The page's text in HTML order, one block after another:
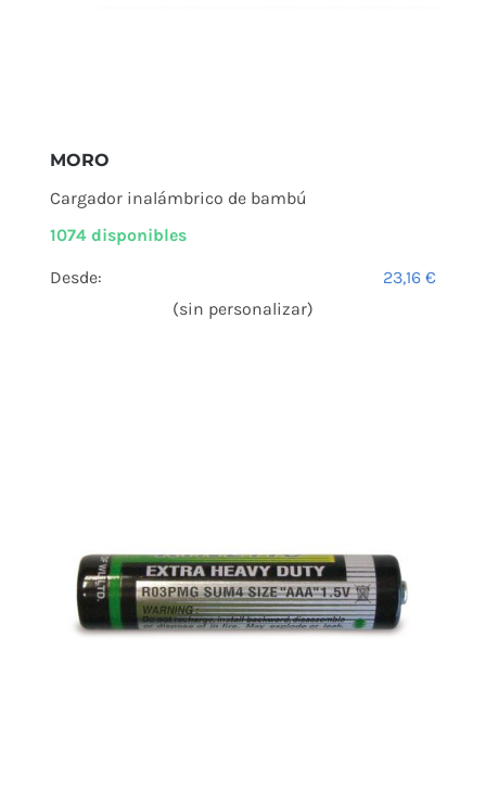
MORO
Cargador inalámbrico de bambú
1074 disponibles
Desde: 23,16€
(sin personalizar)